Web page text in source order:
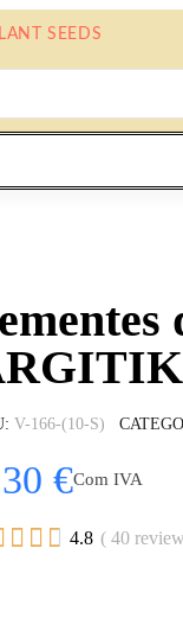
SEEDS
V-166-(10-S)
€Com IVA
   4.8 ( 40